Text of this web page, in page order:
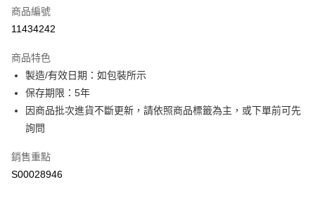
超商取貨付款
Apple Pay
街口支付
全盈+PAY
ATM付款
商品編號
11434242
商品特色
製造/有效日期：如包裝所示
保存期限：5年
因商品批次進貨不斷更新，請依照商品標籤為主，或下單前可先
詢問
銷售重點
S00028946